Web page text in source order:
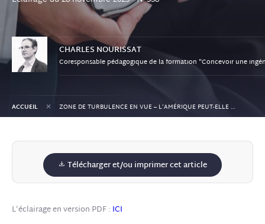
CHARLES NOURISSAT
ACCUEIL + ZONE DE TURBULENCE EN VUE – L’AMÉRIQUE PEUT-ELLE ENCORE DAVANTAGE DOMINER LES MARCHÉS FINANCIERS (SUITE)
Télécharger et/ou imprimer cet article
L’éclairage en version PDF : ICI